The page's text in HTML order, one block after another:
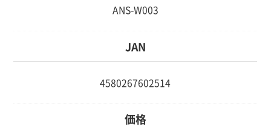
ANS-W003
JAN
4580267602514
価格